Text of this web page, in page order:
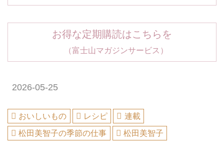
お得な定期購読はこちらを
（富士山マガジンサービス）
2026-05-25
おいしいもの レシピ
連載
松田美智子の季節の仕事
松田美智子